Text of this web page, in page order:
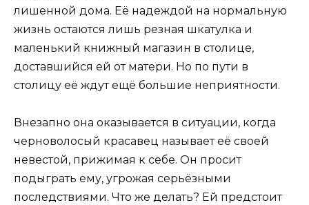
лишенной дома. Её надеждой на нормальную
жизнь остаются лишь резная шкатулка и
маленький книжный магазин в столице,
доставшийся ей от матери. Но по пути в
столицу её ждут ещё большие неприятности.
Внезапно она оказывается в ситуации, когда
черноволосый красавец называет её своей
невестой, прижимая к себе. Он просит
подыграть ему, угрожая серьёзными
последствиями. Что же делать? Ей предстоит